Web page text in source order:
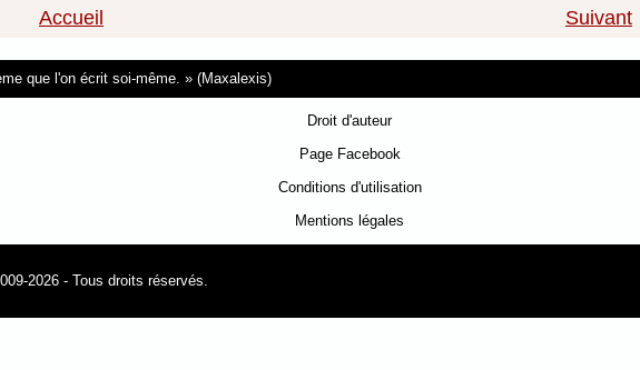
Accueil Suivant
que l'on écrit soi-même. (Maxalexis)
Droit d'auteur
Page Facebook
Conditions d'utilisation
Mentions légales
2026 - Tous droits réservés.